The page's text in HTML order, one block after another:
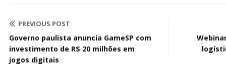
PREVIOUS POST
Governo paulista anuncia GameSP com
investimento de R$ 20 milhões em
jogos digitais